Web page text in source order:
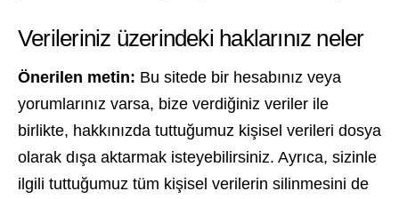
Verileriniz üzerindeki haklarınız neler
Önerilen metin: Bu sitede bir hesabınız veya
yorumlarınız varsa, bize verdiğiniz veriler ile
birlikte, hakkınızda tuttuğumuz kişisel verileri dosya
olarak dışa aktarmak isteyebilirsiniz. Ayrıca, sizinle
ilgili tuttuğumuz tüm kişisel verilerin silinmesini de